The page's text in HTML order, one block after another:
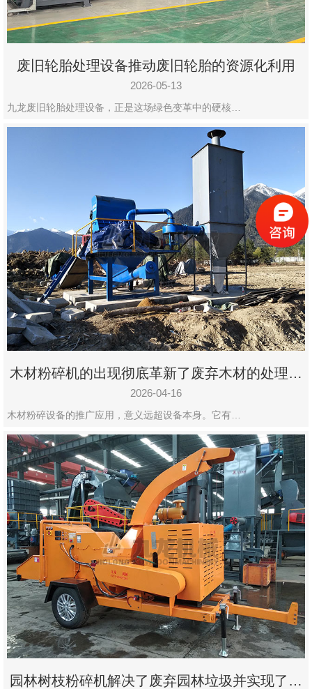
废旧轮胎处理设备推动废旧轮胎的资源化利用
2026-05-13
九龙废旧轮胎处理设备，正是这场绿色变革中的硬核…
木材粉碎机的出现彻底革新了废弃木材的处理模
式
2026-04-16
木材粉碎设备的推广应用，意义远超设备本身。它有…
园林树枝粉碎机解决了废弃园林垃圾并实现了再